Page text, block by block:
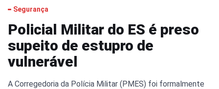
Segurança
Policial Militar do ES é preso
supeito de estupro de
vulnerável
A Corregedoria da Polícia Militar (PMES) foi formalmente